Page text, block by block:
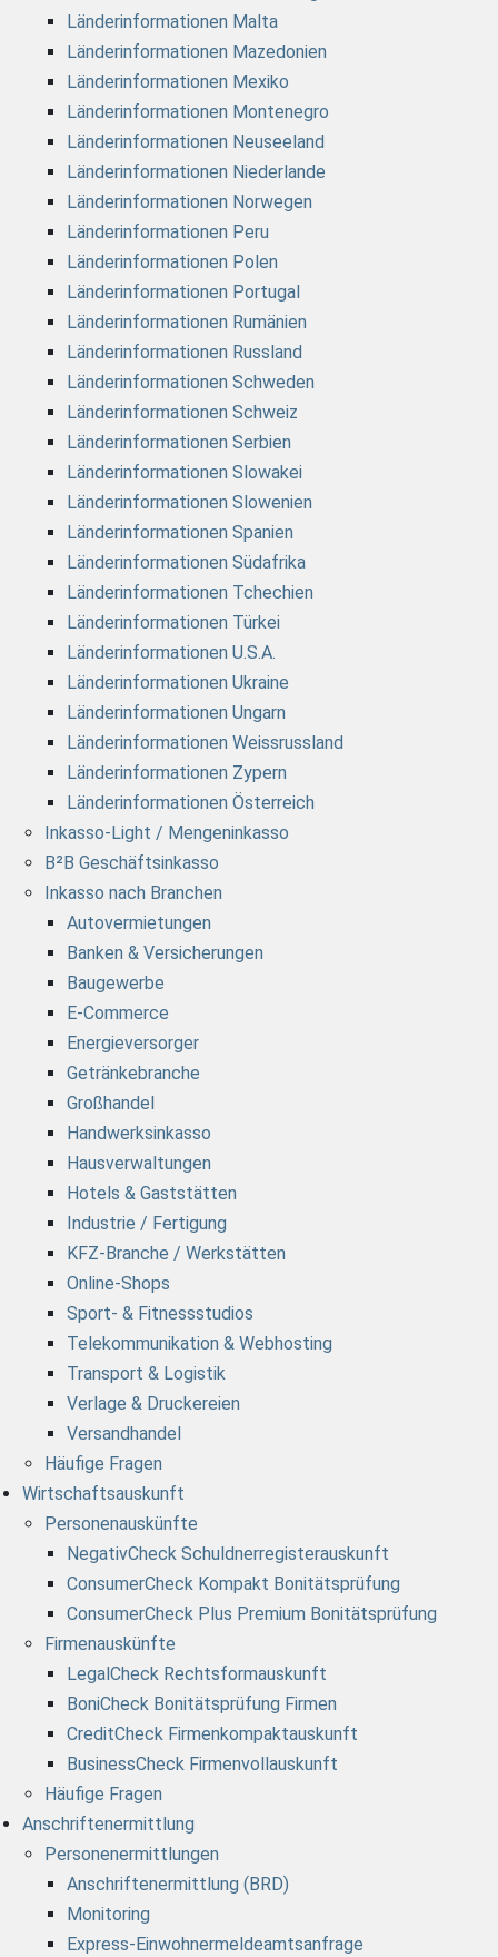
Länderinformationen Malta
Länderinformationen Mazedonien
Länderinformationen Mexiko
Länderinformationen Montenegro
Länderinformationen Neuseeland
Länderinformationen Niederlande
Länderinformationen Norwegen
Länderinformationen Peru
Länderinformationen Polen
Länderinformationen Portugal
Länderinformationen Rumänien
Länderinformationen Russland
Länderinformationen Schweden
Länderinformationen Schweiz
Länderinformationen Serbien
Länderinformationen Slowakei
Länderinformationen Slowenien
Länderinformationen Spanien
Länderinformationen Südafrika
Länderinformationen Tchechien
Länderinformationen Türkei
Länderinformationen U.S.A.
Länderinformationen Ukraine
Länderinformationen Ungarn
Länderinformationen Weissrussland
Länderinformationen Zypern
Länderinformationen Österreich
Inkasso-Light / Mengeninkasso
B²B Geschäftsinkasso
Inkasso nach Branchen
Autovermietungen
Banken & Versicherungen
Baugewerbe
E-Commerce
Energieversorger
Getränkebranche
Großhandel
Handwerksinkasso
Hausverwaltungen
Hotels & Gaststätten
Industrie / Fertigung
KFZ-Branche / Werkstätten
Online-Shops
Sport- & Fitnessstudios
Telekommunikation & Webhosting
Transport & Logistik
Verlage & Druckereien
Versandhandel
Häufige Fragen
Wirtschaftsauskunft
Personenauskünfte
NegativCheck Schuldnerregisterauskunft
ConsumerCheck Kompakt Bonitätsprüfung
ConsumerCheck Plus Premium Bonitätsprüfung
Firmenauskünfte
LegalCheck Rechtsformauskunft
BoniCheck Bonitätsprüfung Firmen
CreditCheck Firmenkompaktauskunft
BusinessCheck Firmenvollauskunft
Häufige Fragen
Anschriftenermittlung
Personenermittlungen
Anschriftenermittlung (BRD)
Monitoring
Express-Einwohnermeldeamtsanfrage